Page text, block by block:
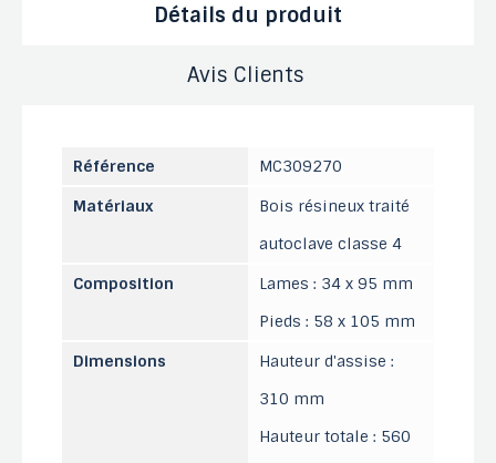
Détails du produit
Avis Clients
Référence
MC309270
Matériaux
Bois résineux traité
autoclave classe 4
Composition
Lames : 34 x 95 mm
Pieds : 58 x 105 mm
Dimensions
Hauteur d'assise :
310 mm
Hauteur totale : 560